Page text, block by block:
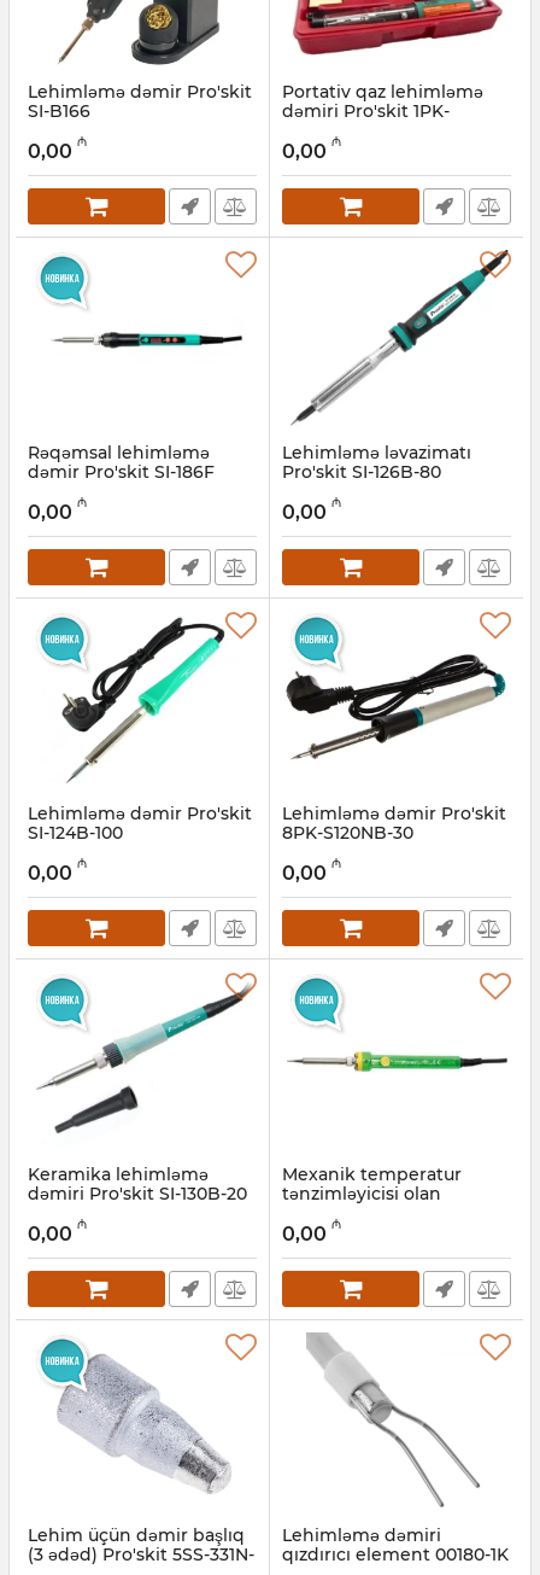
Lehimləmə dəmir Pro'skit
SI-B166
027001071
0,00 ₼
Portativ qaz lehimləmə
dəmiri Pro'skit 1PK-
Artikul:
0,00 ₼
Rəqəmsal lehimləmə
dəmir Pro'skit SI-186F
027001065
0,00 ₼
Lehimləmə ləvazimatı
Pro'skit SI-126B-80
027001064
0,00 ₼
Lehimləmə dəmir Pro'skit
SI-124B-100
027001063
0,00 ₼
Lehimləmə dəmir Pro'skit
8PK-S120NB-30
027001062
0,00 ₼
Keramika lehimləmə
dəmiri Pro'skit SI-130B-20
027001061
0,00 ₼
Mexanik temperatur
tənzimləyicisi olan
SI-131B
Artikul: 027001060
0,00 ₼
Lehim üçün dəmir başlıq
(3 ədəd) Pro'skit 5SS-331N-
Lehimləmə dəmiri
qızdırıcı element 00180-1K